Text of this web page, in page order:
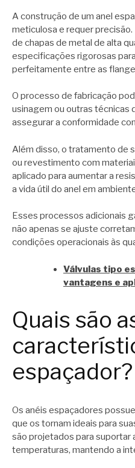
A construção de um anel
meticulosa e requer
de chapas de metal de alta
especificações rigorosas
perfeitamente entre as
O processo de fabricação
usinagem ou outras técnicas
assegurar a conformidade
Além disso, o tratamento de
ou revestimento com
aplicado para aumentar a
a vida útil do anel em
Esses processos adicionais
não apenas se ajuste
condições operacionais às
Válvulas tipo
vantagens e
Quais são
espaçador?
Os anéis espaçadores
que os tornam ideais para
são projetados para suportar
temperaturas, mantendo a